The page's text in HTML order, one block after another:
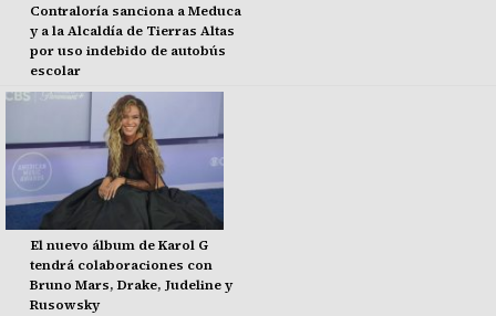
Contraloría sanciona a Meduca
y a la Alcaldía de Tierras Altas
por uso indebido de autobús
escolar
El nuevo álbum de Karol G
tendrá colaboraciones con
Bruno Mars, Drake, Judeline y
Rusowsky